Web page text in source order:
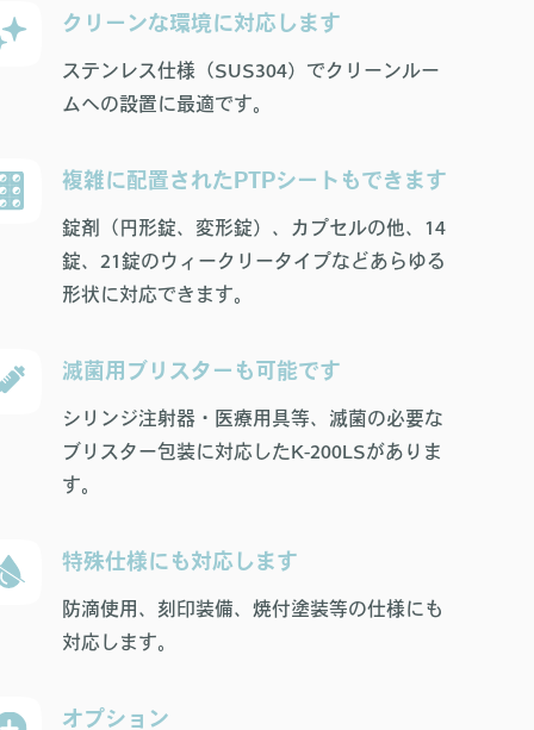
クリーンな環境に対応します
ステンレス仕様（SUS304）でクリーンルー
ムへの設置に最適です。
複雑に配置されたPTPシートもできます
錠剤（円形錠、変形錠）、カプセルの他、14
錠、21錠のウィークリータイプなどあらゆる
形状に対応できます。
滅菌用ブリスターも可能です
シリンジ注射器・医療用具等、滅菌の必要な
ブリスター包装に対応したK-200LSがありま
す。
特殊仕様にも対応します
防滴使用、刻印装備、焼付塗装等の仕様にも
対応します。
オプション